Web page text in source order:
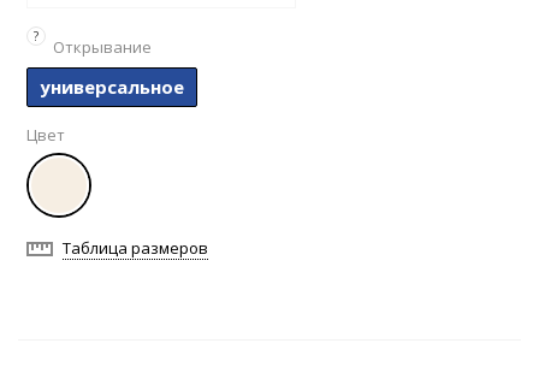
?
Открывание
универсальное
Цвет
Таблица размеров